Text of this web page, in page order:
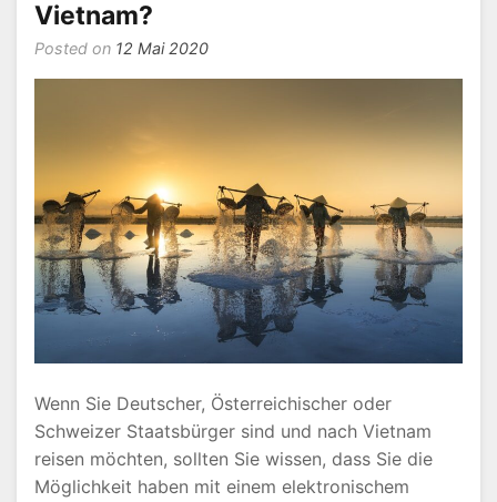
Vietnam?
Posted on 12 Mai 2020
Wenn Sie Deutscher, Österreichischer oder
Schweizer Staatsbürger sind und nach Vietnam
reisen möchten, sollten Sie wissen, dass Sie die
Möglichkeit haben mit einem elektronischem